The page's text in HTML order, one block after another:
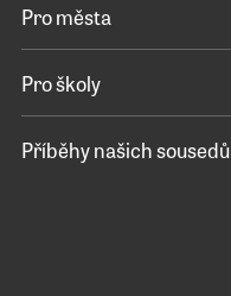
Pro města
Pro školy
Příběhy našich sousedů